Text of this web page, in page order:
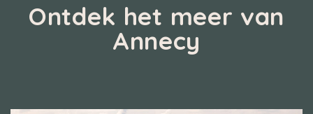
Ontdek het meer van
Annecy